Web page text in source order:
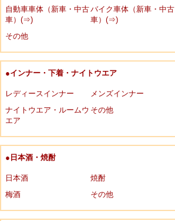
自動車車体（新車・中古
車）(⇒)
バイク車体（新車・中古
車）(⇒)
その他
●インナー・下着・ナイトウエア
レディースインナー
メンズインナー
ナイトウエア・ルームウ
エア
その他
●日本酒・焼酎
日本酒
焼酎
梅酒
その他